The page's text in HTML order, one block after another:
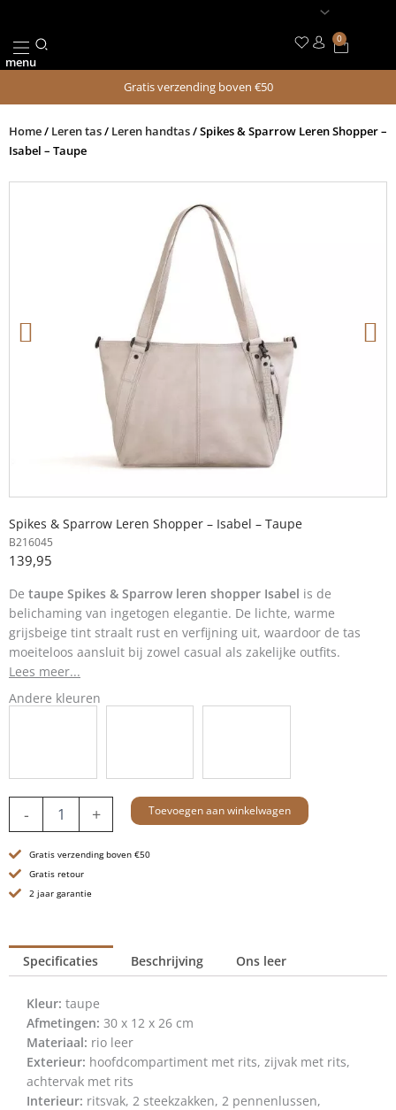
de
inhoud
menu
0
Gratis verzending boven €50
Home/ Leren tas/ Leren handtas/ Spikes & Sparrow Leren Shopper –
Isabel – Taupe
Spikes & Sparrow Leren Shopper – Isabel – Taupe
B216045
139,95
De taupe Spikes & Sparrow leren shopper Isabel is de
belichaming van ingetogen elegantie. De lichte, warme
grijsbeige tint straalt rust en verfijning uit, waardoor de tas
moeiteloos aansluit bij zowel casual als zakelijke outfits.
Lees meer...
Andere kleuren
-
Shopper
Isabel
-
Taupe
+ Toevoegen aan winkelwagen
Gratis verzending boven €50
Gratis retour
2 jaar garantie
Specificaties Beschrijving Ons leer
Kleur: taupe
Afmetingen: 30 x 12 x 26 cm
Materiaal: rio leer
Exterieur: hoofdcompartiment met rits, zijvak met rits,
achtervak met rits
Interieur: ritsvak, 2 steekzakken, 2 pennenlussen,